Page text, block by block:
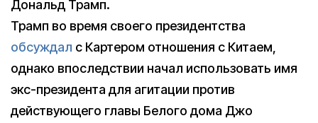
Дональд Трамп.
Трамп во время своего президентства
обсуждал с Картером отношения с Китаем,
однако впоследствии начал использовать имя
экс-президента для агитации против
действующего главы Белого дома Джо